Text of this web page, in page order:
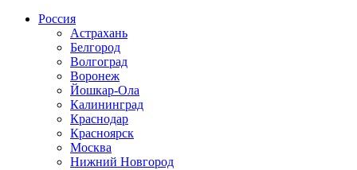
Россия
Астрахань
Белгород
Волгоград
Воронеж
Йошкар-Ола
Калининград
Краснодар
Красноярск
Москва
Нижний Новгород